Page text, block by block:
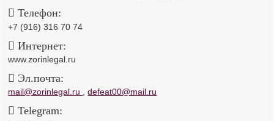
Телефон:
+7 (916) 316 70 74
Интернет:
www.zorinlegal.ru
Эл.почта:
mail@zorinlegal.ru ,defeat00@mail.ru
Telegram: